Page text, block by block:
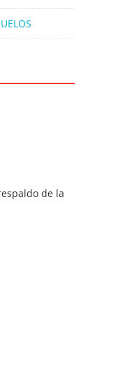
de la